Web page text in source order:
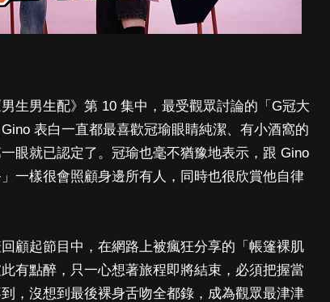
生男生配》第 10 集中，最受觀眾討論的「G冠大
表白一直都最喜歡冠瑜眼睛純潔、有小酒窩的
眼就已認定了。冠瑜也毫不猶豫地表示，跟 Gino
一樣很會照顧身邊所有人，同時也很欣賞他自律
顧起節目中，在網路上被瘋狂分享的「帳篷裸肌
有點醉，只一心想著旅程即將結束，必須把握當
，沒想到最後裸身舌吻全都錄，成為觀眾最津津